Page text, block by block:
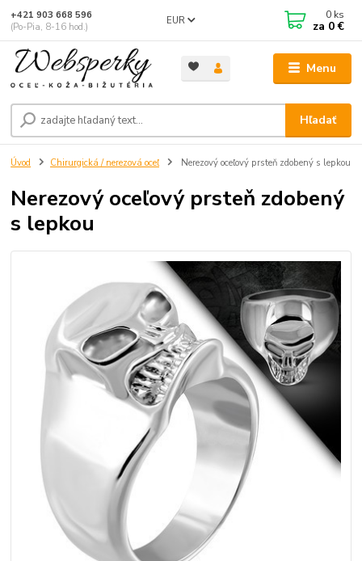
Menu
EUR
Hľadať
+421 903 668 596
(Po-Pia, 8-16 hod.)
0 ks
za 0 €
Úvod Chirurgická / nerezová oceľ Nerezový oceľový prsteň zdobený s lepkou
Nerezový oceľový prsteň zdobený
s lepkou